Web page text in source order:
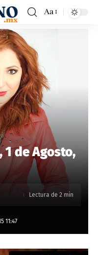
Aa
1 de Agosto,
11:47
Lectura de 2 min